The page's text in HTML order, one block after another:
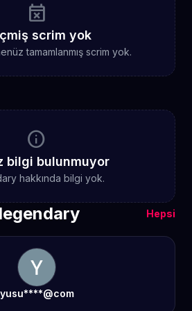
event_busy
scrim yok
tamamlanmış scrim yok.
info
bilgi bulunmuyor
hakkında bilgi yok.
Hepsi
yusu****@com